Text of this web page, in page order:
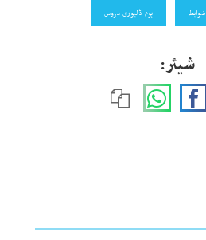
ضوابط ہوم ڈلیوری سروس
شیئر: